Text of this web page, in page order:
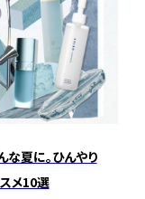
な夏に。ひんやり
メ10選